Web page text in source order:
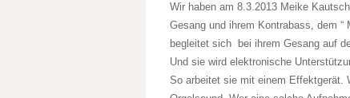
Wir haben am 8.3.2013 Meike
Gesang und ihrem Kontrabass, dem “
begleitet sich bei ihrem Gesang auf
Und sie wird elektronische
So arbeitet sie mit einem Effektgerät.